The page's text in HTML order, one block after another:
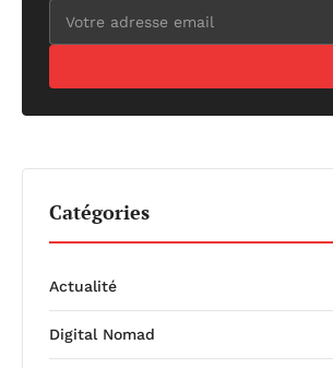
Catégories
Actualité
Digital Nomad